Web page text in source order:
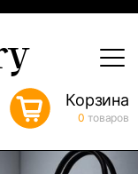
Корзина
0 товаров